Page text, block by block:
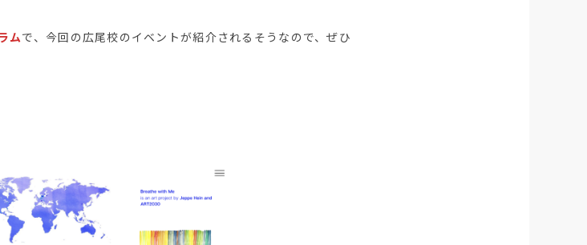
ムで、今回の広尾校のイベントが紹介されるそうなので、ぜひ